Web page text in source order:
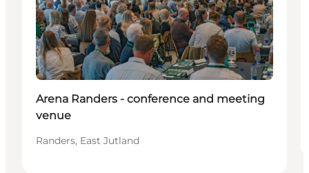
Arena Randers - conference and meeting
venue
Randers, East Jutland